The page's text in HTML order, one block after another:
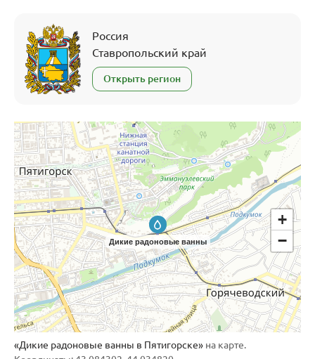
Россия
Ставропольский край
Открыть регион
Дикие радоновые ванны
+
−
«Дикие радоновые ванны в Пятигорске» на карте.